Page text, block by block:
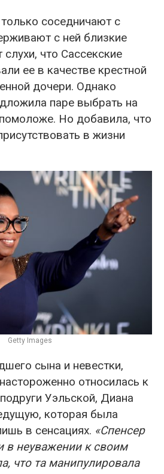
соседничают с
с ней близкие
что Сассекские
ее в качестве крестной
дочери. Однако
паре выбрать на
Но добавила, что
в жизни
Getty Images
сына и невестки,
относилась к
Уэльской, Диана
которая была
в сенсациях. «Спенсер
в неуважении к своим
что та манипулировала